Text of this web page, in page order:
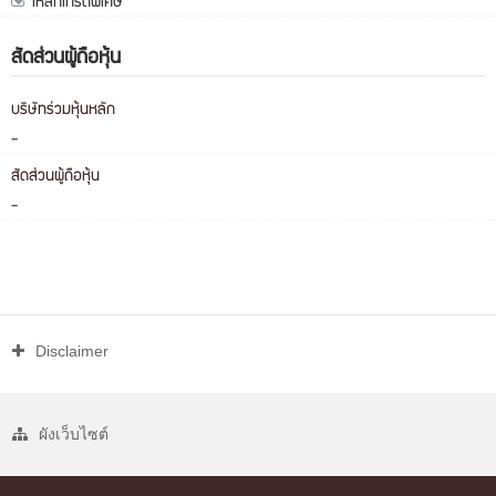
เหล็กเกรดพิเศษ
สัดส่วนผู้ถือหุ้น
บริษัทร่วมหุ้นหลัก
-
สัดส่วนผู้ถือหุ้น
-
Disclaimer
ผังเว็บไซต์